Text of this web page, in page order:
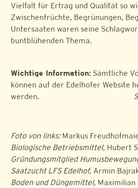
Vielfalt für Ertrag und Qualität so
Zwischenfrüchte, Begrünungen,
Untersaaten waren seine
buntblühenden Thema.
Wichtige Information: Sämtliche
können auf der Edelhofer Website
werden.
Foto von links: Markus
Biologische Betriebsmittel, Hubert
Gründungsmitglied
Saatzucht LFS Edelhof, Armin
Boden und Düngemittel, Maximilian